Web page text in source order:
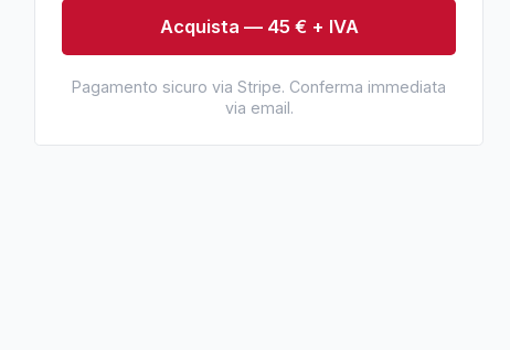
Acquista — 45 € + IVA
Pagamento sicuro via Stripe. Conferma immediata
via email.